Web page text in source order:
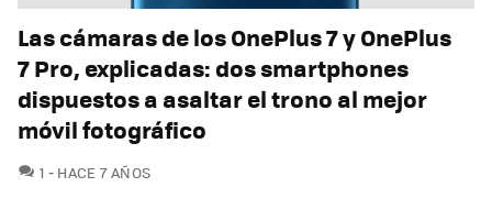
Las cámaras de los OnePlus 7 y OnePlus
7 Pro, explicadas: dos smartphones
dispuestos a asaltar el trono al mejor
móvil fotográfico
1 COMENTARIOS
HACE 7 AÑOS